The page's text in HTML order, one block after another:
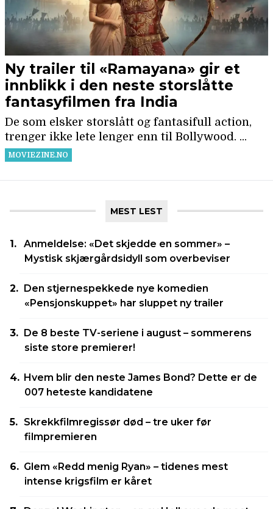
MEST LEST
Anmeldelse: «Det skjedde en sommer» –
Mystisk skjærgårdsidyll som overbeviser
Den stjernespekkede nye komedien
«Pensjonskuppet» har sluppet ny trailer
De 8 beste TV-seriene i august – sommerens
siste store premierer!
Hvem blir den neste James Bond? Dette er de
007 heteste kandidatene
Skrekkfilmregissør død – tre uker før
filmpremieren
Glem «Redd menig Ryan» – tidenes mest
intense krigsfilm er kåret